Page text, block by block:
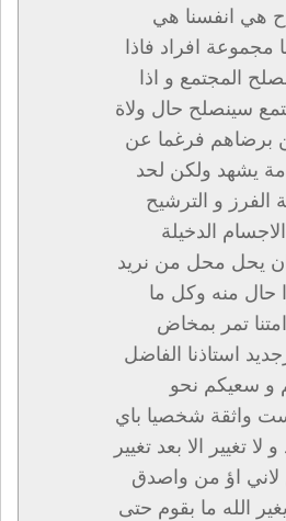
هي انفسنا هي
مجموعة افراد فاذا
المجتمع و اذا
سينصلح حال ولاة
برضاهم فرغما عن
يشهد ولكن لحد
الفرز و الترشيح
الاجسام الدخيلة
يحل محل من نريد
حال منه وكل ما
تمر بمخاض
استاذنا الفاضل
و سعيكم نحو
واثقة شخصيا باي
لا تغيير الا بعد تغيير
لاني اؤ من واصدق
الله ما بقوم حتى